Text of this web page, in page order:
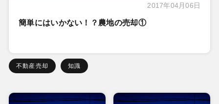
2017年04月06日
簡単にはいかない！？農地の売却①
不動産売却 知識